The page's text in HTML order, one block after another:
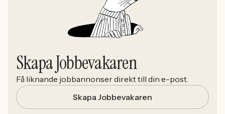
Skapa Jobbevakaren
Få liknande jobbannonser direkt till din e-post.
Skapa Jobbevakaren